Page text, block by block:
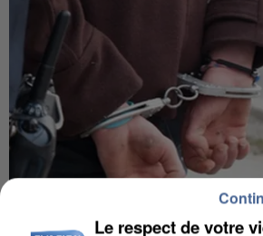
Le respect de votre